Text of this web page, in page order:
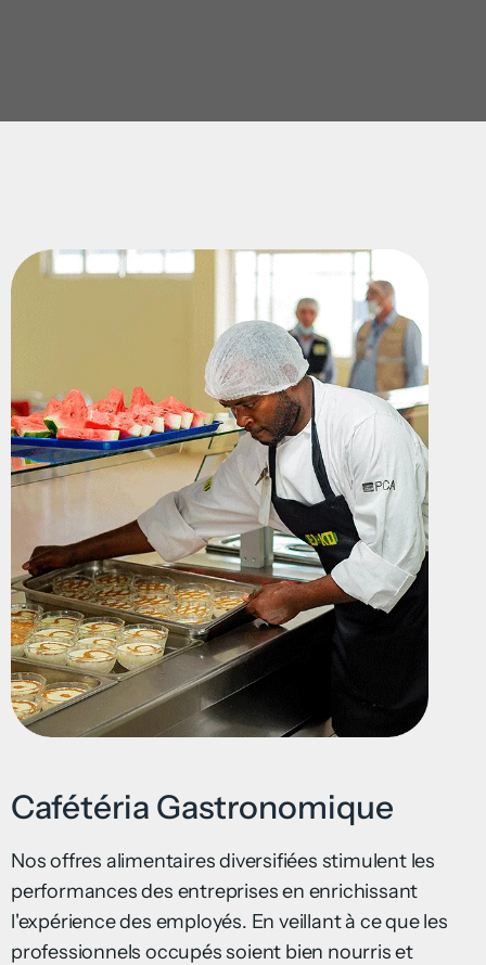
Cafétéria Gastronomique
Nos offres alimentaires diversifiées stimulent les
performances des entreprises en enrichissant
l'expérience des employés. En veillant à ce que les
professionnels occupés soient bien nourris et